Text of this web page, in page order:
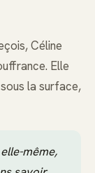
Céline
Elle
la surface,
même,